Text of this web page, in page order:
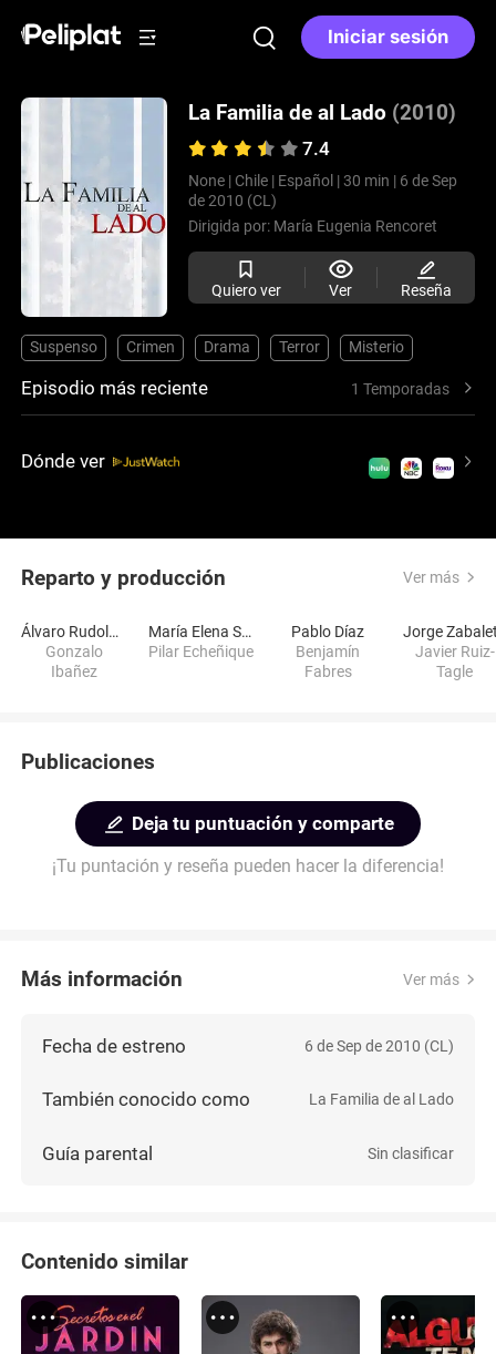
Iniciar sesión
La Familia de al Lado (2010)
7.4
None | Chile | Español | 30 min | 6 de Sep
de 2010 (CL)
Dirigida por: María Eugenia Rencoret
Quiero ver Ver Reseña
Suspenso Crimen Drama Terror Misterio
Episodio más reciente 1 Temporadas
Dónde ver
Reparto y producción Ver más
Álvaro Rudolphy
Gonzalo
Ibañez
María Elena Swett
Pilar Echeñique
Pablo Díaz
Benjamín
Fabres
Jorge
Javier Ruiz-
Tagle
Publicaciones
Deja tu puntuación y comparte
¡Tu puntación y reseña pueden hacer la diferencia!
Más información Ver más
Fecha de estreno 6 de Sep de 2010 (CL)
También conocido como La Familia de al Lado
Guía parental Sin clasificar
Contenido similar